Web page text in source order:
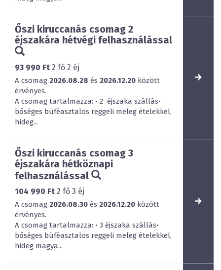
Őszi kiruccanás csomag 2
éjszakára hétvégi felhasználással
93 990 Ft 2 fő 2 éj
A csomag 2026.08.28 és 2026.12.20 között
érvényes.
A csomag tartalmazza: • 2 éjszaka szállás•
bőséges büféasztalos reggeli meleg ételekkel,
hideg...
Őszi kiruccanás csomag 3
éjszakára hétköznapi
felhasználással
104 990 Ft 2 fő 3 éj
A csomag 2026.08.30 és 2026.12.20 között
érvényes.
A csomag tartalmazza: • 3 éjszaka szállás•
bőséges büféasztalos reggeli meleg ételekkel,
hideg magya...